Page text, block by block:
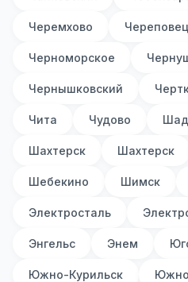
Черемхово Череповец
Черноморское
Чернышковский
Чита Чудово
Шахтерск Шахтерск
Шебекино Шимск
Электросталь
Энгельс Энем
Южно-Курильск